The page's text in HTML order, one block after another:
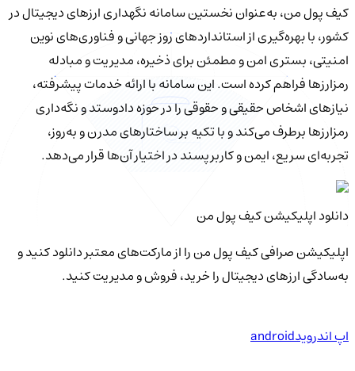
کیف‌ پول من، به‌عنوان نخستین سامانه نگهداری ارزهای دیجیتال در
کشور، با بهره‌گیری از استانداردهای روز جهانی و فناوری‌های نوین
امنیتی، بستری امن و مطمئن برای ذخیره، مدیریت و مبادله
رمزارزها فراهم کرده است. این سامانه با ارائه خدمات پیشرفته،
نیازهای اشخاص حقیقی و حقوقی را در حوزه دادوستد و نگه‌داری
رمزارزها برطرف می‌کند و با تکیه بر ساختارهای مدرن و به‌روز،
تجربه‌ای سریع، ایمن و کاربرپسند در اختیار آن‌ها قرار می‌دهد.
دانلود اپلیکیشن کیف‌ پول من
اپلیکیشن صرافی کیف پول من را از مارکت‌های معتبر دانلود کنید و
به‌سادگی ارزهای دیجیتال را خرید، فروش و مدیریت کنید.
اپ اندرویدandroid